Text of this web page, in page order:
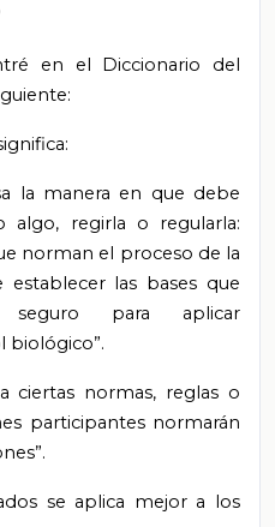
en el Diccionario del
la manera en que debe
algo, regirla o regularla:
norman el proceso de la
establecer las bases que
para aplicar
biológico”.
ciertas normas, reglas o
participantes normarán
se aplica mejor a los